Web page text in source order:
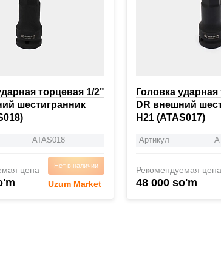
торцевая 1/2"
шестигранник
ATAS018
цена Нет в наличии
Uzum Market
Головка
DR внешний
H21 (ATAS017)
Артикул
Рекомендуемая цена
48 000 so'm